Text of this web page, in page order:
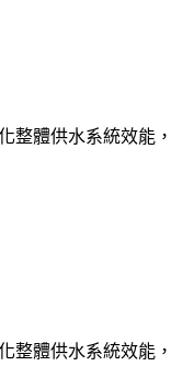
體供水系統效能
體供水系統效能